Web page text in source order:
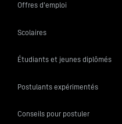
Offres d'emploi
Scolaires
Étudiants et jeunes diplômés
Postulants expérimentés
Conseils pour postuler